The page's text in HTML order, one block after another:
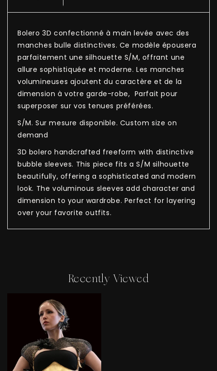
Bolero 3D confectionné à main levée avec des
manches bulle distinctives. Ce modèle épousera
parfaitement une silhouette S/M, offrant une
allure sophistiquée et moderne. Les manches
volumineuses ajoutent du caractère et de la
dimension à votre garde-robe, Parfait pour
superposer sur vos tenues préférées.
S/M. Sur mesure disponible. Custom size on
demand
3D bolero handcrafted freeform with distinctive
bubble sleeves. This piece fits a S/M silhouette
beautifully, offering a sophisticated and modern
look. The voluminous sleeves add character and
dimension to your wardrobe. Perfect for layering
over your favorite outfits.
Recently Viewed